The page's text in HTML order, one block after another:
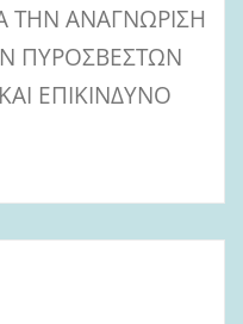
ΤΗΝ ΑΝΑΓΝΩΡΙΣΗ
ΠΥΡΟΣΒΕΣΤΩΝ
ΕΠΙΚΙΝΔΥΝΟ